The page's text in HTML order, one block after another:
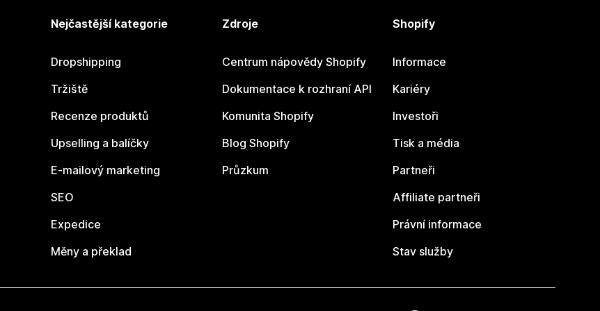
Nejčastější kategorie
Dropshipping
Tržiště
Recenze produktů
Upselling a balíčky
E-mailový marketing
SEO
Expedice
Měny a překlad
Zdroje
Centrum nápovědy Shopify
Dokumentace k rozhraní API
Komunita Shopify
Blog Shopify
Průzkum
Shopify
Informace
Kariéry
Investoři
Tisk a média
Partneři
Affiliate partneři
Právní informace
Stav služby